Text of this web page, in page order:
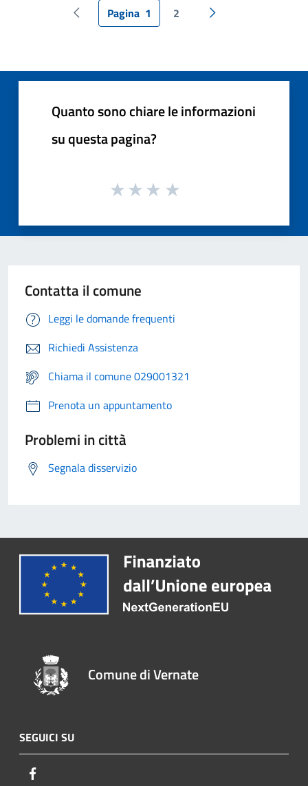
Pagina precedente
Pagina 1 2 Pagina successiva
Quanto sono chiare le informazioni
su questa pagina?
Contatta il comune
Leggi le domande frequenti
Richiedi Assistenza
Chiama il comune 029001321
Prenota un appuntamento
Problemi in città
Segnala disservizio
Comune di Vernate
SEGUICI SU